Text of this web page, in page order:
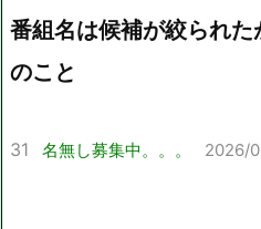
番組名は候補が絞られ
のこと
31 名無し募集中。。。 2026/